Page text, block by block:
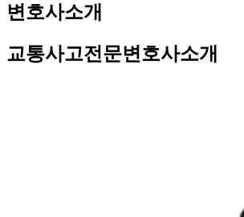
변호사소개
교통사고전문변호사소개